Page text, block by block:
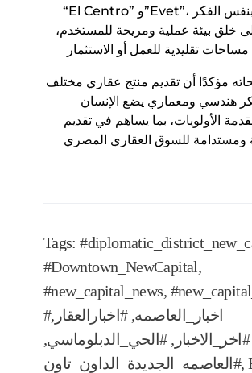
“El Centro” و”Evet”، يتم تطويرها بنفس الفكر
خلق بيئة عملية ومريحة للمستخدم،
مؤكدًا أن تقديم منتج عقاري مختلف
هندسي ومعماري يضع الإنسان
الأولويات، بما يساهم في تقديم
Tags:
#Downtown_NewCapital,
#new_capital_news,
#اخبار_العاصمه,#اخبارالعقار ,
#اخر_الاخبار ,#الحي_الدبلوماسي,
#العاصمه_الجديدة_الداون_تاون,